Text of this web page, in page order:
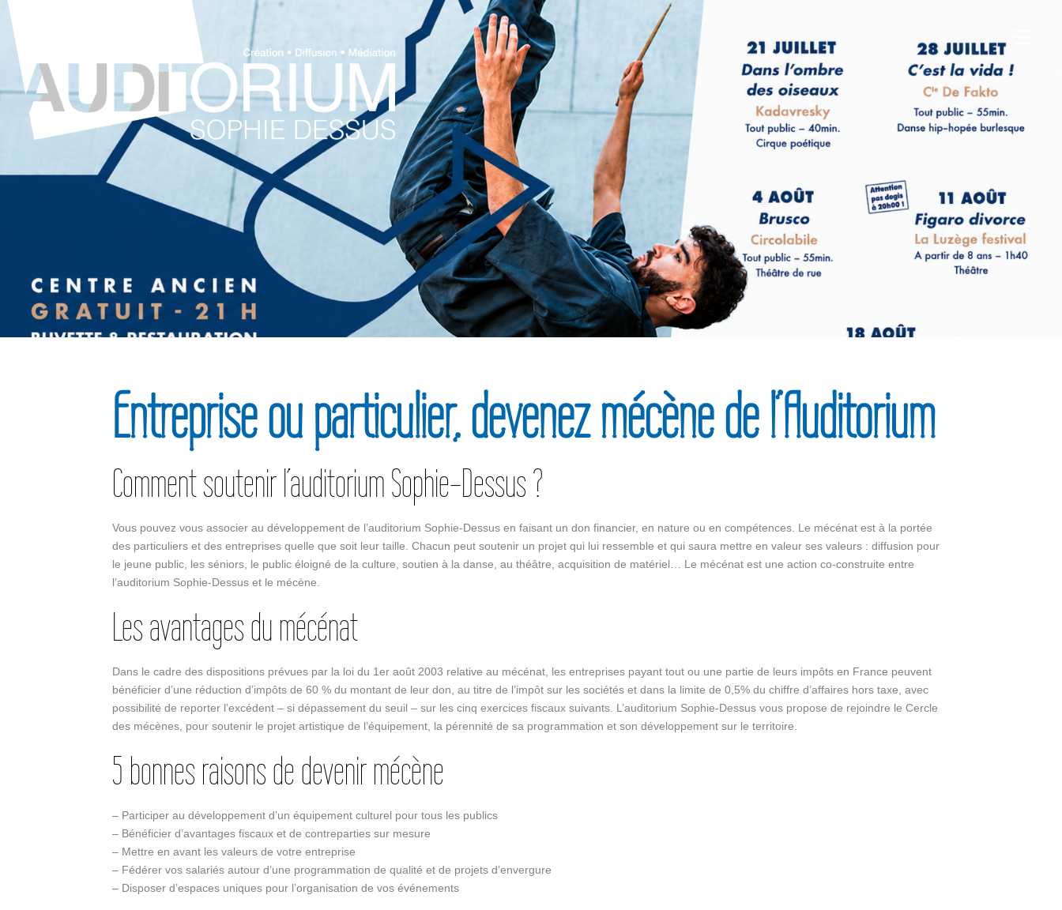
Entreprise ou particulier, devenez mécène de l’Auditorium
Comment soutenir l’auditorium Sophie-Dessus ?
Vous pouvez vous associer au développement de l’auditorium Sophie-Dessus en faisant un don financier, en nature ou en compétences. Le mécénat est à la portée
des particuliers et des entreprises quelle que soit leur taille. Chacun peut soutenir un projet qui lui ressemble et qui saura mettre en valeur ses valeurs : diffusion pour
le jeune public, les séniors, le public éloigné de la culture, soutien à la danse, au théâtre, acquisition de matériel… Le mécénat est une action co-construite entre
l’auditorium Sophie-Dessus et le mécène.
Les avantages du mécénat
Dans le cadre des dispositions prévues par la loi du 1er août 2003 relative au mécénat, les entreprises payant tout ou une partie de leurs impôts en France peuvent
bénéficier d’une réduction d’impôts de 60 % du montant de leur don, au titre de l’impôt sur les sociétés et dans la limite de 0,5% du chiffre d’affaires hors taxe, avec
possibilité de reporter l’excédent – si dépassement du seuil – sur les cinq exercices fiscaux suivants. L’auditorium Sophie-Dessus vous propose de rejoindre le Cercle
des mécènes, pour soutenir le projet artistique de l’équipement, la pérennité de sa programmation et son développement sur le territoire.
5 bonnes raisons de devenir mécène
– Participer au développement d’un équipement culturel pour tous les publics
– Bénéficier d’avantages fiscaux et de contreparties sur mesure
– Mettre en avant les valeurs de votre entreprise
– Fédérer vos salariés autour d’une programmation de qualité et de projets d’envergure
– Disposer d’espaces uniques pour l’organisation de vos événements